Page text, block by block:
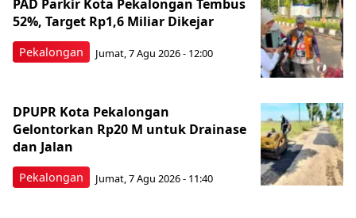
Pekalongan
PAD Parkir Kota Pekalongan Tembus
52%, Target Rp1,6 Miliar Dikejar
Jumat, 7 Agu 2026 - 12:00
Pekalongan
DPUPR Kota Pekalongan
Gelontorkan Rp20 M untuk Drainase
dan Jalan
Jumat, 7 Agu 2026 - 11:40